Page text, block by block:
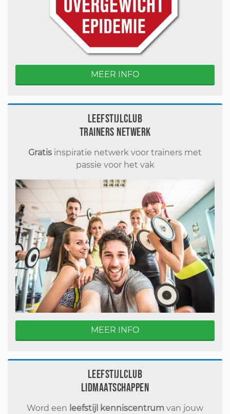
MEER INFO
Leefstijlclub
Trainers Netwerk
Gratis inspiratie netwerk voor trainers met
passie voor het vak
MEER INFO
Leefstijlclub
Lidmaatschappen
Word een leefstijl kenniscentrum van jouw